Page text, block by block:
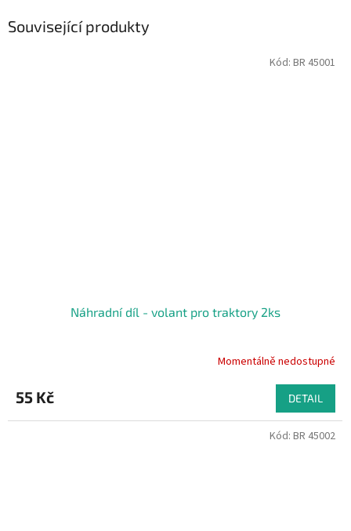
Související produkty
Náhradní díl - volant pro traktory 2ks
Momentálně nedostupné
55 Kč DETAIL
Kód: BR 45001
Kód: BR 45002